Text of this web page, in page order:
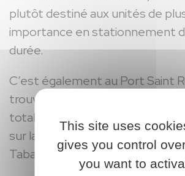
plutôt destiné aux unités de
importance en stationnement
durée.
C’est également au Port Saint
trouvera
qui
totalité des infrastructures
sur la commune de Montargis :
Tabarly, Quai du Pâtis, Renée de
This site uses
gives you control
you want to